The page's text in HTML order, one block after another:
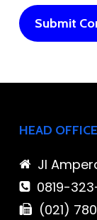
HEAD OFFICE
Jl
0819-
(021) 780